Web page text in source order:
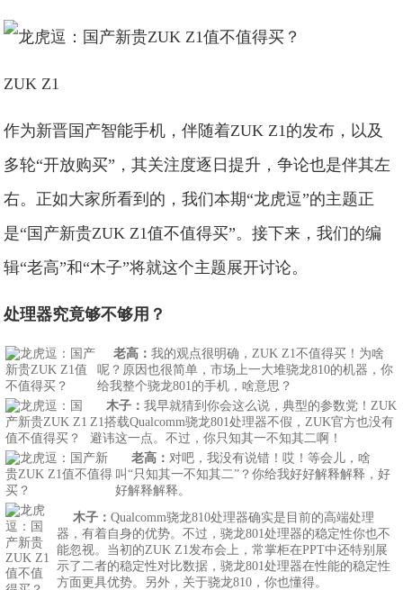
ZUK Z1
作为新晋国产智能手机，伴随着ZUK Z1的发布，以及
多轮“开放购买”，其关注度逐日提升，争论也是伴其左
右。正如大家所看到的，我们本期“龙虎逗”的主题正
是“国产新贵ZUK Z1值不值得买”。接下来，我们的编
辑“老高”和“木子”将就这个主题展开讨论。
处理器究竟够不够用？
老高 ：我的观点很明确，ZUK Z1不值得买！为啥
呢？原因也很简单，市场上一大堆骁龙810的机器，你
给我整个骁龙801的手机，啥意思？
木子 ：我早就猜到你会这么说，典型的参数党！ZUK
Z1搭载Qualcomm骁龙801处理器不假，ZUK官方也没有
避讳这一点。不过，你只知其一不知其二啊！
老高 ：对吧，我没有说错！哎！等会儿，啥
叫“只知其一不知其二”？你给我好好解释解释，好
好解释解释。
木子：Qualcomm骁龙810处理器确实是目前的高端处理
器，有着自身的优势。不过，骁龙801处理器的稳定性你也不
能忽视。当初的ZUK Z1发布会上，常掌柜在PPT中还特别展
示了二者的稳定性对比数据，骁龙801处理器在性能的稳定性
方面更具优势。另外，关于骁龙810，你也懂得。